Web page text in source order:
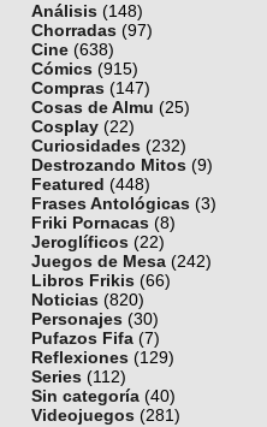
Análisis (148)
Chorradas (97)
Cine (638)
Cómics (915)
Compras (147)
Cosas de Almu (25)
Cosplay (22)
Curiosidades (232)
Destrozando Mitos (9)
Featured (448)
Frases Antológicas (3)
Friki Pornacas (8)
Jeroglíficos (22)
Juegos de Mesa (242)
Libros Frikis (66)
Noticias (820)
Personajes (30)
Pufazos Fifa (7)
Reflexiones (129)
Series (112)
Sin categoría (40)
Videojuegos (281)